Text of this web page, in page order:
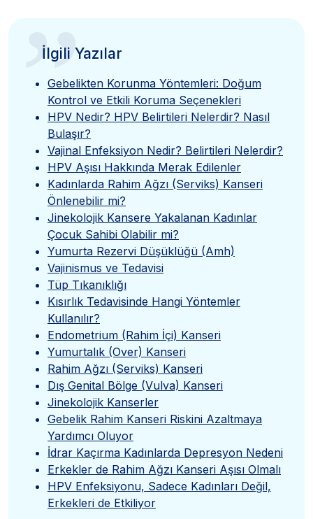
”
İlgili Yazılar
Gebelikten Korunma Yöntemleri: Doğum
Kontrol ve Etkili Koruma Seçenekleri
HPV Nedir? HPV Belirtileri Nelerdir? Nasıl
Bulaşır?
Vajinal Enfeksiyon Nedir? Belirtileri Nelerdir?
HPV Aşısı Hakkında Merak Edilenler
Kadınlarda Rahim Ağzı (Serviks) Kanseri
Önlenebilir mi?
Jinekolojik Kansere Yakalanan Kadınlar
Çocuk Sahibi Olabilir mi?
Yumurta Rezervi Düşüklüğü (Amh)
Vajinismus ve Tedavisi
Tüp Tıkanıklığı
Kısırlık Tedavisinde Hangi Yöntemler
Kullanılır?
Endometrium (Rahim İçi) Kanseri
Yumurtalık (Over) Kanseri
Rahim Ağzı (Serviks) Kanseri
Dış Genital Bölge (Vulva) Kanseri
Jinekolojik Kanserler
Gebelik Rahim Kanseri Riskini Azaltmaya
Yardımcı Oluyor
İdrar Kaçırma Kadınlarda Depresyon Nedeni
Erkekler de Rahim Ağzı Kanseri Aşısı Olmalı
HPV Enfeksiyonu, Sadece Kadınları Değil,
Erkekleri de Etkiliyor